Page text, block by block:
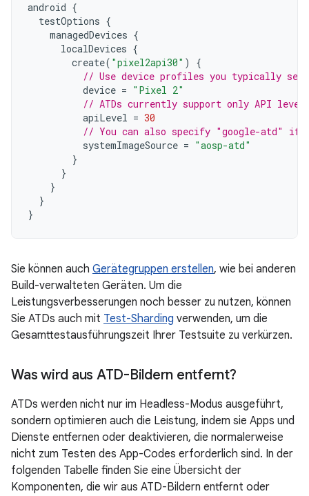
android {
testOptions {
managedDevices {
localDevices {
create( "pixel2api30" )
{
// Use device profiles you typically see
device = "Pixel 2"
// ATDs currently support only API level
apiLevel = 30
// You can also specify "google-atd" if
systemImageSource = "aosp-atd"
}
}
}
}
}
Sie können auch Gerätegruppen erstellen, wie bei anderen
Build-verwalteten Geräten. Um die
Leistungsverbesserungen noch besser zu nutzen, können
Sie ATDs auch mit Test-Sharding verwenden, um die
Gesamttestausführungszeit Ihrer Testsuite zu verkürzen.
Was wird aus ATD-Bildern entfernt?
ATDs werden nicht nur im Headless-Modus ausgeführt,
sondern optimieren auch die Leistung, indem sie Apps und
Dienste entfernen oder deaktivieren, die normalerweise
nicht zum Testen des App-Codes erforderlich sind. In der
folgenden Tabelle finden Sie eine Übersicht der
Komponenten, die wir aus ATD-Bildern entfernt oder